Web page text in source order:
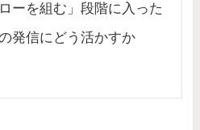
ーを組む」段階に入った
発信にどう活かすか